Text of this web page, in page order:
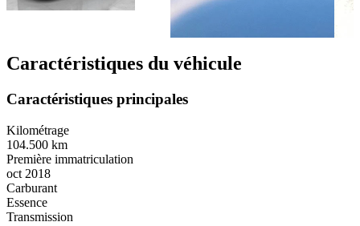
Caractéristiques du véhicule
Caractéristiques principales
Kilométrage
104.500 km
Première immatriculation
oct 2018
Carburant
Essence
Transmission